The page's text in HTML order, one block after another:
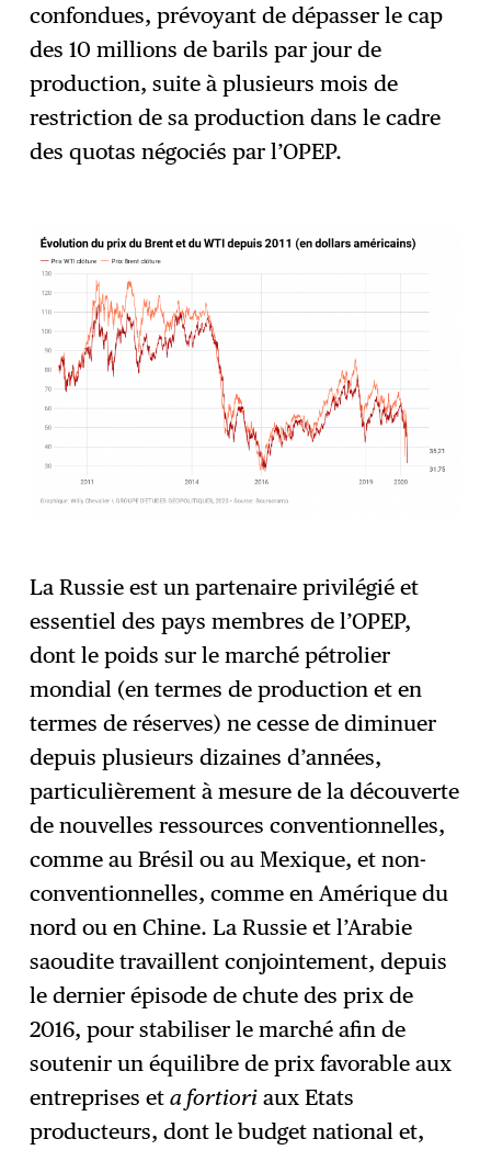
confondues, prévoyant de dépasser le cap
des 10 millions de barils par jour de
production, suite à plusieurs mois de
restriction de sa production dans le cadre
des quotas négociés par l’OPEP.
La Russie est un partenaire privilégié et
essentiel des pays membres de l’OPEP,
dont le poids sur le marché pétrolier
mondial (en termes de production et en
termes de réserves) ne cesse de diminuer
depuis plusieurs dizaines d’années,
particulièrement à mesure de la découverte
de nouvelles ressources conventionnelles,
comme au Brésil ou au Mexique, et non-
conventionnelles, comme en Amérique du
nord ou en Chine. La Russie et l’Arabie
saoudite travaillent conjointement, depuis
le dernier épisode de chute des prix de
2016, pour stabiliser le marché afin de
soutenir un équilibre de prix favorable aux
entreprises eta fortiori aux Etats
producteurs, dont le budget national et,